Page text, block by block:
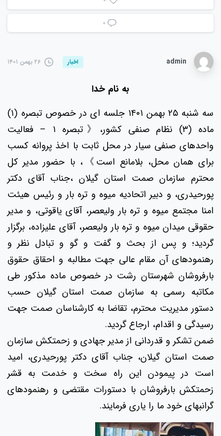
۰
admin اخبار ۲۶ بهمن ۱۴۰۱
به نام خدا
سه شنبه ۲۵ بهمن ۱۴۰۱ جلسه ای در خصوص تبصره (۱)
ماده (۳) نظام صنفی کشور،《تبصره ۱ – فعالیت
واحدهای صنفی سیار در محل ثابت با اخذ پروانه کسب
برای‌ همان محل، بلامانع است》، با حضور مدیر کل
محترم سازمان صمت استان گیلان ،جناب آقای دکتر
پورحیدری، و دبیر اتحادیه میوه و تره بار و رئیس هیئت
امنا مجتمع میوه و تره بار ولیعصر، آقای یاقوتی، و مدیر
حقوقی میدان میوه و تره بار ولیعصر، آقای علیزاده، برگزار
گردید؛ و پس از بحث و گفت و گو و تبادل نظر و
رهنمودهای آن مقام عالی جهت مطالبه و احقاق حقوق
بارفروشان شهرستان رشت در خصوص ماده مذکور طی
مکاتبه رسمی به سازمان صمت استان گیلان حسب
دستور مدیریت محترم، تقاضا به کارشناسان صمت جهت
رسیدگی و اقدام، ارجاع گردید.
ضمن تشکر و قدردانی از مدیر جهادی و زحمتکش سازمان
صمت استان گیلان، جناب آقای دکتر پورحیدری، امید
است در پیمودن این راه سخت و خدمت به قشر
زحمتکش بارفروشان با دستورات مقتضی و رهنمودهای
گرانبهای خود ما را یاری فرمایند.